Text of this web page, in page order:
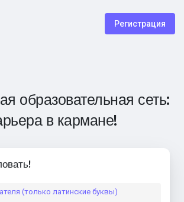
Регистрация
образовательная сеть:
в кармане!
(только латинские буквы)